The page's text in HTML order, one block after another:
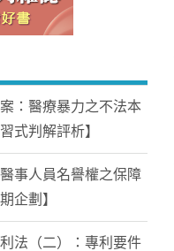
：醫療暴力之不法本
式判解評析】
事人員名譽權之保障
企劃】
法（二）：專利要件